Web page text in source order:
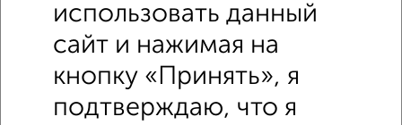
использовать данный
сайт и нажимая на
кнопку «Принять», я
подтверждаю, что я